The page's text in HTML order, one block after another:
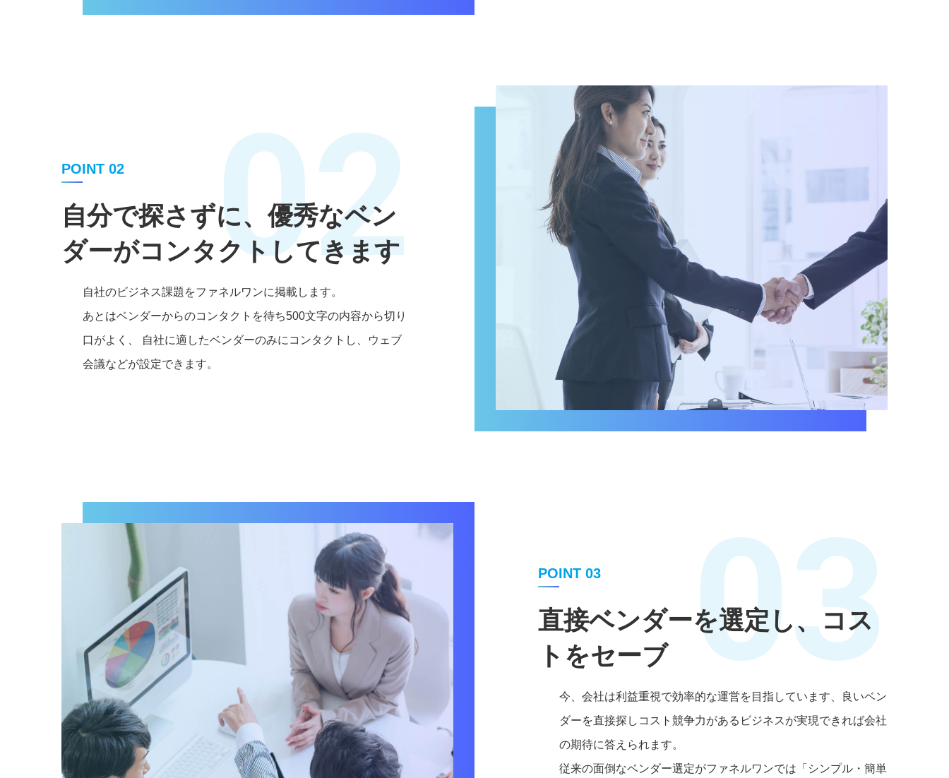
POINT 02
自分で探さずに、優秀なベン
ダーがコンタクトしてきます
02
自社のビジネス課題をファネルワンに掲載します。
あとはベンダーからのコンタクトを待ち500文字の内容から切り
口がよく、 自社に適したベンダーのみにコンタクトし、ウェブ
会議などが設定できます。
POINT 03
直接ベンダーを選定し、コス
トをセーブ
03
今、会社は利益重視で効率的な運営を目指しています、良いベン
ダーを直接探しコスト競争力があるビジネスが実現できれば会社
の期待に答えられます。
従来の面倒なベンダー選定がファネルワンでは「シンプル・簡単